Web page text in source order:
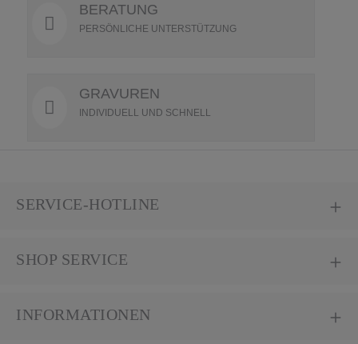
BERATUNG
PERSÖNLICHE UNTERSTÜTZUNG
GRAVUREN
INDIVIDUELL UND SCHNELL
SERVICE-HOTLINE
SHOP SERVICE
INFORMATIONEN